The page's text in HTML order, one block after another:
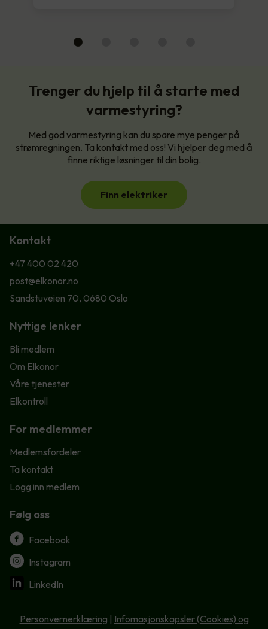
Trenger du hjelp til å starte med
varmestyring?
Med god varmestyring kan du spare mye penger på
strømregningen. Ta kontakt med oss! Vi hjelper deg med å
finne riktige løsninger til din bolig.
Finn elektriker
Kontakt
+47 400 02 420
post@elkonor.no
Sandstuveien 70, 0680 Oslo
Nyttige lenker
Bli medlem
Om Elkonor
Våre tjenester
Elkontroll
For medlemmer
Medlemsfordeler
Ta kontakt
Logg inn medlem
Følg oss
Facebook
Instagram
LinkedIn
Personvernerklæring
Infomasjonskapsler (Cookies) og